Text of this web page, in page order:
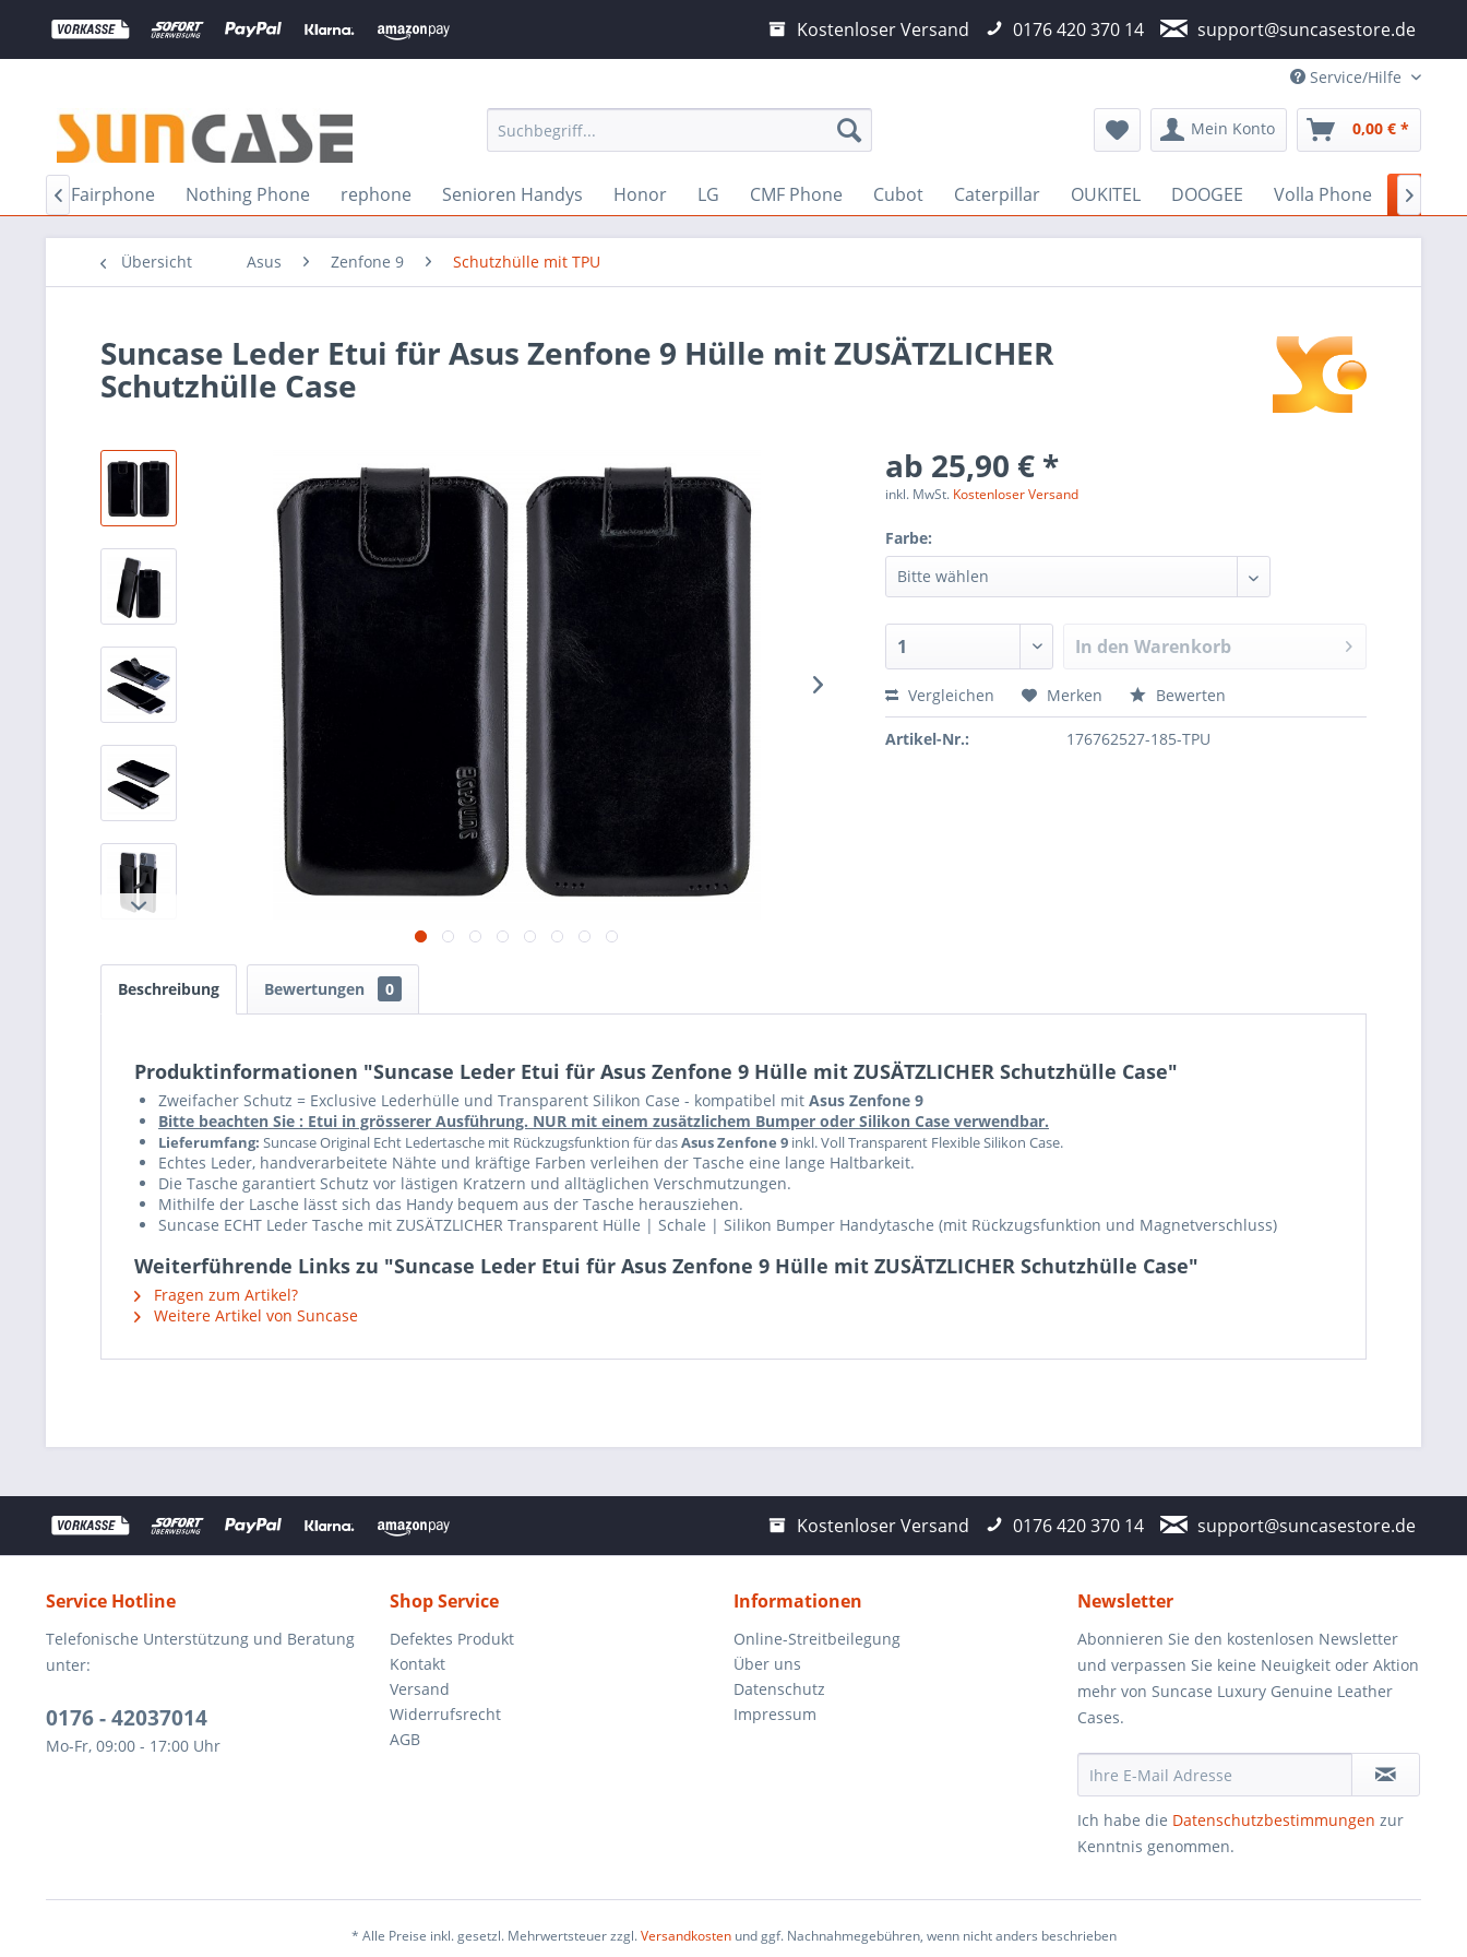
Kostenloser Versand 0176 420 370 14 support@suncasestore.de
Service/Hilfe
Mein Konto 0,00 € *
Fairphone Nothing Phone rephone Senioren Handys Honor LG CMF Phone Cubot Caterpillar OUKITEL DOOGEE Volla Phone Asus
 
Übersicht Asus Zenfone 9 Schutzhülle mit TPU
Suncase Leder Etui für Asus Zenfone 9 Hülle mit ZUSÄTZLICHER
Schutzhülle Case
ab 25,90 € *
inkl. MwSt. Kostenloser Versand
Farbe:
In den Warenkorb
Vergleichen Merken Bewerten
Artikel-Nr.: 176762527-185-TPU
Beschreibung Bewertungen 0
Produktinformationen "Suncase Leder Etui für Asus Zenfone 9 Hülle mit ZUSÄTZLICHER Schutzhülle Case"
Zweifacher Schutz = Exclusive Lederhülle und Transparent Silikon Case - kompatibel mit Asus Zenfone 9
Bitte beachten Sie : Etui in grösserer Ausführung. NUR mit einem zusätzlichem Bumper oder Silikon Case verwendbar.
Lieferumfang: Suncase Original Echt Ledertasche mit Rückzugsfunktion für dasAsus Zenfone 9 inkl. Voll Transparent Flexible Silikon Case.
Echtes Leder, handverarbeitete Nähte und kräftige Farben verleihen der Tasche eine lange Haltbarkeit.
Die Tasche garantiert Schutz vor lästigen Kratzern und alltäglichen Verschmutzungen.
Mithilfe der Lasche lässt sich das Handy bequem aus der Tasche herausziehen.
Suncase ECHT Leder Tasche mit ZUSÄTZLICHER Transparent Hülle | Schale | Silikon Bumper Handytasche (mit Rückzugsfunktion und Magnetverschluss)
Weiterführende Links zu "Suncase Leder Etui für Asus Zenfone 9 Hülle mit ZUSÄTZLICHER Schutzhülle Case"
Fragen zum Artikel?
Weitere Artikel von Suncase
Kostenloser Versand 0176 420 370 14 support@suncasestore.de
Service Hotline
Telefonische Unterstützung und Beratung
unter:
0176 - 42037014
Mo-Fr, 09:00 - 17:00 Uhr
Shop Service
Defektes Produkt
Kontakt
Versand
Widerrufsrecht
AGB
Informationen
Online-Streitbeilegung
Über uns
Datenschutz
Impressum
Newsletter
Abonnieren Sie den kostenlosen Newsletter
und verpassen Sie keine Neuigkeit oder Aktion
mehr von Suncase Luxury Genuine Leather
Cases.
Ich habe die Datenschutzbestimmungen zur
Kenntnis genommen.
* Alle Preise inkl. gesetzl. Mehrwertsteuer zzgl.Versandkostenund ggf. Nachnahmegebühren, wenn nicht anders beschrieben